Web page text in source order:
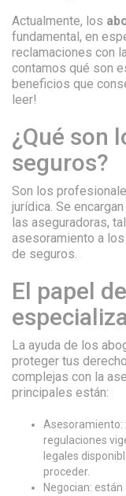
Actualmente, los
fundamental, en
reclamaciones con
contamos qué son
beneficios que
leer!
¿Qué son
seguros?
Son los
jurídica. Se
las aseguradoras,
asesoramiento a
de seguros.
El papel
La ayuda de los
proteger tus
complejas con la
principales están:
Asesoramiento:
regulaciones
legales
proceder.
Negocian: